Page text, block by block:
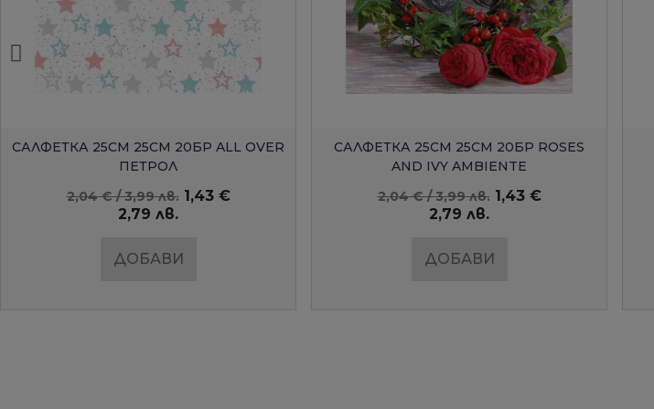
БЪРЗ ПРЕГЛЕД
САЛФЕТКА 25СМ 25СМ 20БР ROSES
AND IVY AMBIENTE
2,04 € / 3,99 лв. 1,43 €
2,79 лв.
ДОБАВИ
БЪРЗ ПРЕГЛЕД
БУТИЛКА LOOP 0,500МЛ JOSEPH
JOSEPH
26,59 € / 52,01 лв. 21,27 €
41,61 лв.
ДОБАВИ